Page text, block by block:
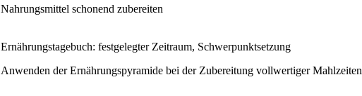
Nahrungsmittel schonend zubereiten
Ernährungstagebuch: festgelegter Zeitraum, Schwerpunktsetzung
Anwenden der Ernährungspyramide bei der Zubereitung vollwertiger Mahlzeiten